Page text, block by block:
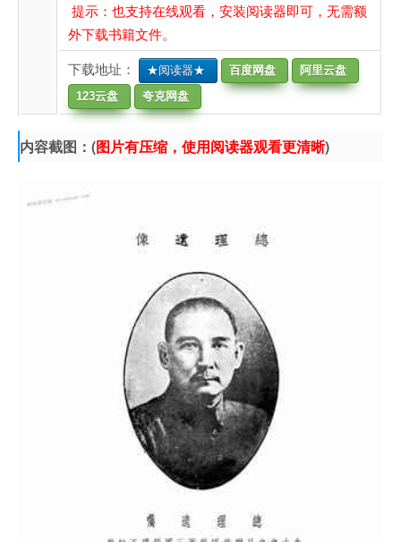
提示：也支持在线观看，安装阅读器即可，无需额
外下载书籍文件。
下载地址：
★阅读器★ 百度网盘
阿里云盘
123云盘
夸克网盘
内容截图：(图片有压缩，使用阅读器观看更清晰)